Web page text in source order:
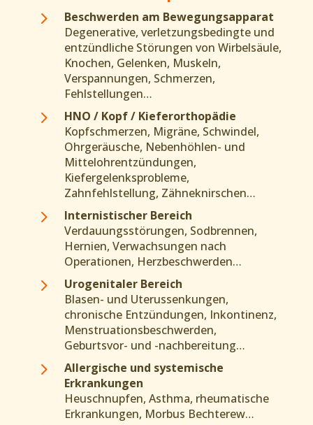
5
Beschwerden am Bewegungsapparat
Degenerative, verletzungsbedingte und
entzündliche Störungen von Wirbelsäule,
Knochen, Gelenken, Muskeln,
Verspannungen, Schmerzen,
Fehlstellungen…
5
HNO / Kopf / Kieferorthopädie
Kopfschmerzen, Migräne, Schwindel,
Ohrgeräusche, Nebenhöhlen- und
Mittelohrentzündungen,
Kiefergelenksprobleme,
Zahnfehlstellung, Zähneknirschen…
5
Internistischer Bereich
Verdauungsstörungen, Sodbrennen,
Hernien, Verwachsungen nach
Operationen, Herzbeschwerden…
5
Urogenitaler Bereich
Blasen- und Uterussenkungen,
chronische Entzündungen, Inkontinenz,
Menstruationsbeschwerden,
Geburtsvor- und -nachbereitung…
5
Allergische und systemische
Erkrankungen
Heuschnupfen, Asthma, rheumatische
Erkrankungen, Morbus Bechterew…